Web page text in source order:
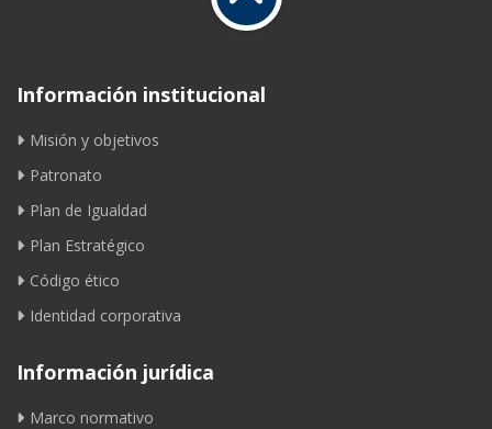
Información institucional
Misión y objetivos
Patronato
Plan de Igualdad
Plan Estratégico
Código ético
Identidad corporativa
Información jurídica
Marco normativo